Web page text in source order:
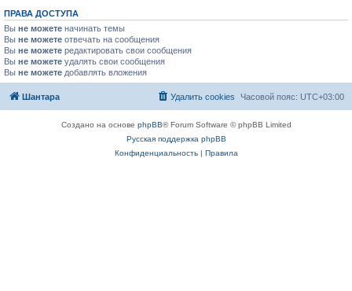
ПРАВА ДОСТУПА
Вы не можете начинать темы
Вы не можете отвечать на сообщения
Вы не можете редактировать свои сообщения
Вы не можете удалять свои сообщения
Вы не можете добавлять вложения
Шантара Часовой пояс: UTC+03:00
Удалить cookies
Создано на основе phpBB® Forum Software © phpBB Limited
Русская поддержка phpBB
Конфиденциальность| Правила